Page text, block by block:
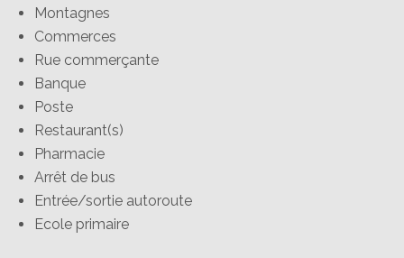
Montagnes
Commerces
Rue commerçante
Banque
Poste
Restaurant(s)
Pharmacie
Arrêt de bus
Entrée/sortie autoroute
Ecole primaire